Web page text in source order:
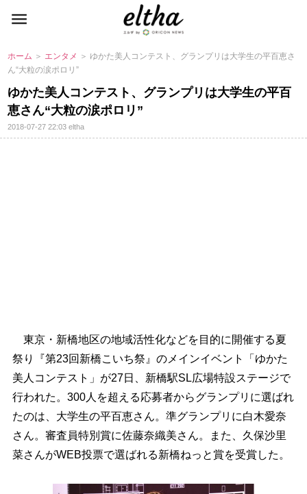
ホーム ＞ エンタメ ＞ ゆかた美人コンテスト、グランプリは大学生の平百恵さ
ん“大粒の涙ポロリ”
ゆかた美人コンテスト、グランプリは大学生の平百
恵さん“大粒の涙ポロリ”
2018-07-27 22:03eltha
東京・新橋地区の地域活性化などを目的に開催する夏
祭り『第23回新橋こいち祭』のメインイベント「ゆかた
美人コンテスト」が27日、新橋駅SL広場特設ステージで
行われた。300人を超える応募者からグランプリに選ばれ
たのは、大学生の平百恵さん。準グランプリに白木愛奈
さん。審査員特別賞に佐藤奈織美さん。また、久保沙里
菜さんがWEB投票で選ばれる新橋ねっと賞を受賞した。